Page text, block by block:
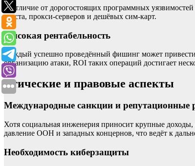
В отличие от дорогостоящих программных
текста, прокси-серверов и дешёвых сим-карт.
Высокая рентабельность
Каждый успешно проведённый фишинг может привести
организацию атаки, ROI таких операций достигает
Этические и правовые аспекты
Международные санкции и репутационные
Хотя социальная инженерия приносит крупные
давление ООН и западных концернов, что ведёт к
Необходимость киберзащиты